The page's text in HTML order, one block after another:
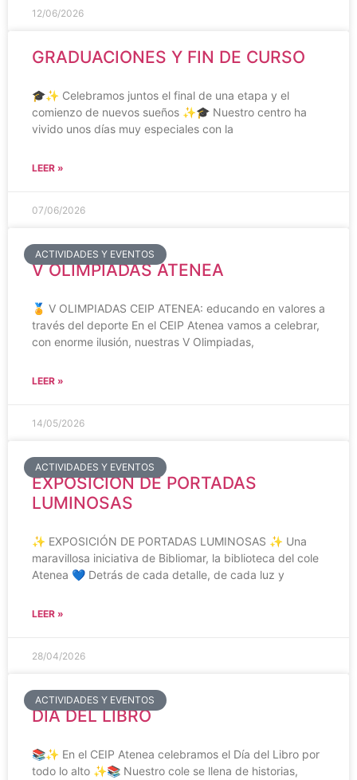
12/06/2026
GRADUACIONES Y FIN DE CURSO
🎓✨ Celebramos juntos el final de una etapa y el
comienzo de nuevos sueños ✨🎓 Nuestro centro ha
vivido unos días muy especiales con la
LEER »
07/06/2026
ACTIVIDADES Y EVENTOS
V OLIMPIADAS ATENEA
🏅 V OLIMPIADAS CEIP ATENEA: educando en valores a
través del deporte En el CEIP Atenea vamos a celebrar,
con enorme ilusión, nuestras V Olimpiadas,
LEER »
14/05/2026
ACTIVIDADES Y EVENTOS
EXPOSICIÓN DE PORTADAS
LUMINOSAS
✨ EXPOSICIÓN DE PORTADAS LUMINOSAS ✨ Una
maravillosa iniciativa de Bibliomar, la biblioteca del cole
Atenea 💙 Detrás de cada detalle, de cada luz y
LEER »
28/04/2026
ACTIVIDADES Y EVENTOS
DÍA DEL LIBRO
📚✨ En el CEIP Atenea celebramos el Día del Libro por
todo lo alto ✨📚 Nuestro cole se llena de historias,